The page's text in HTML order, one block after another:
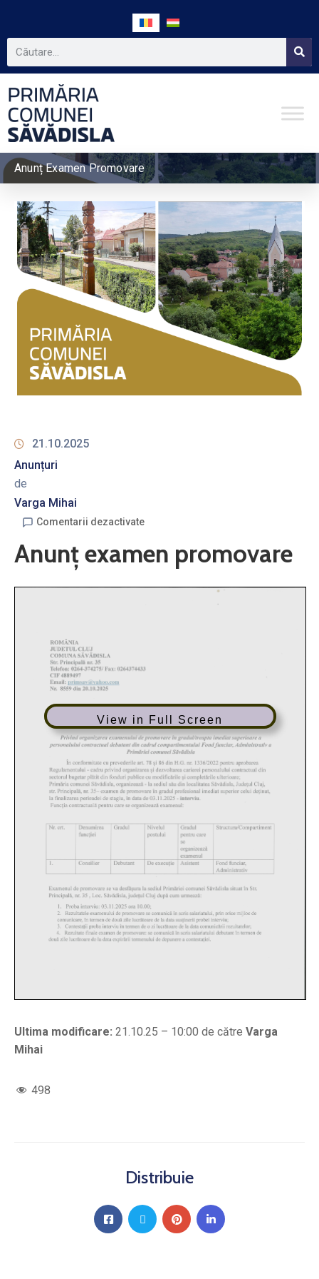
Anunț Examen Promovare
21.10.2025
Anunțuri
de
Varga Mihai
Comentarii dezactivate
Anunț examen promovare
View in Full Screen
Ultima modificare: 21.10.25 – 10:00 de către Varga
Mihai
498
Distribuie